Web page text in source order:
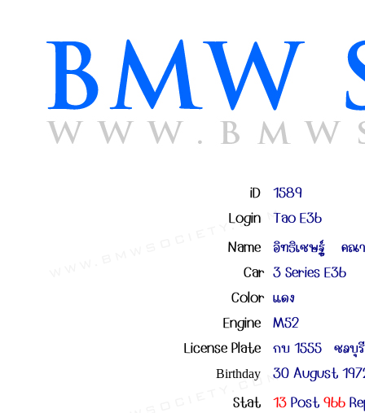
iD
1589
Login
Tao E36
Name
อิทธิเชษฐ์ คณ
Car 3 Series E36
Color แดง
Engine
M52
License Plate
กบ 1555 ชลบุรี
Birthday
30 August
Stat
13 Post 966